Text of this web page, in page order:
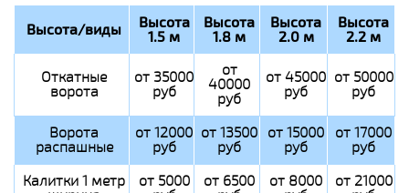
Высота/виды Высота
1.5 м
Высота
1.8 м
Высота
2.0 м
Высота
2.2 м
Откатные
ворота
от 35000
руб
от
40000
руб
от 45000
руб
от 50000
руб
Ворота
распашные
от 12000
руб
от 13500
руб
от 15000
руб
от 17000
руб
Калитки 1 метр
от 5000 от 6500 от 8000 от 21000